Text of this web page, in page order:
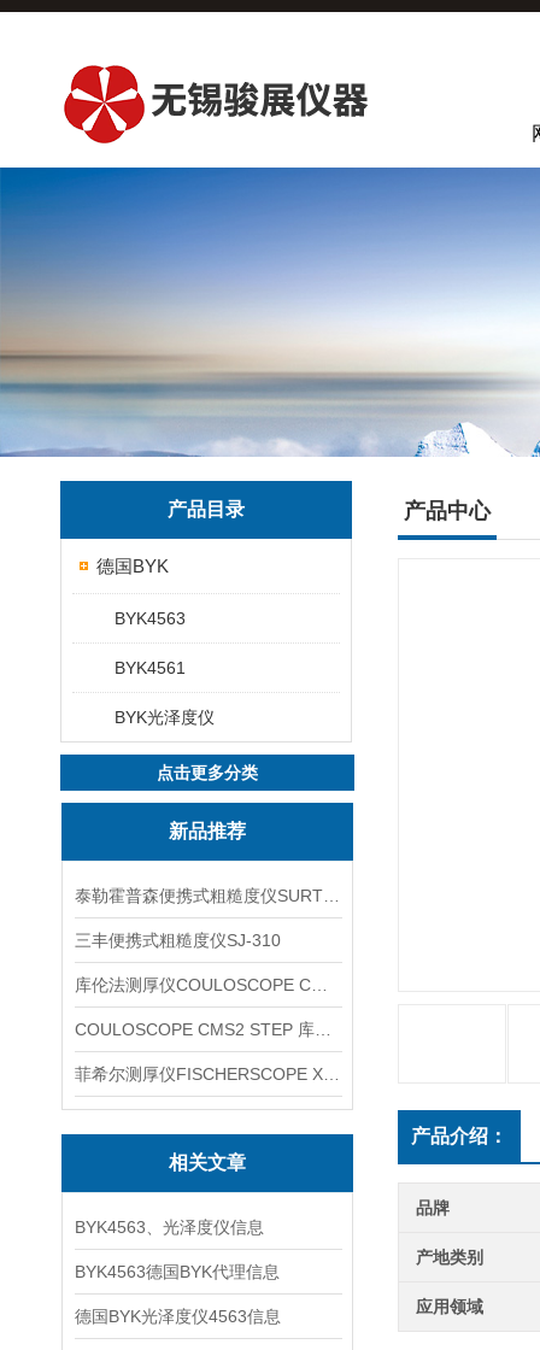
产品目录
德国BYK
BYK4563
BYK4561
BYK光泽度仪
点击更多分类
新品推荐
三丰便携式粗糙度仪SJ-310
相关文章
BYK4563、光泽度仪信息
BYK4563德国BYK代理信息
德国BYK光泽度仪4563信息
产品中心
产品介绍：
品牌
产地类别
应用领域